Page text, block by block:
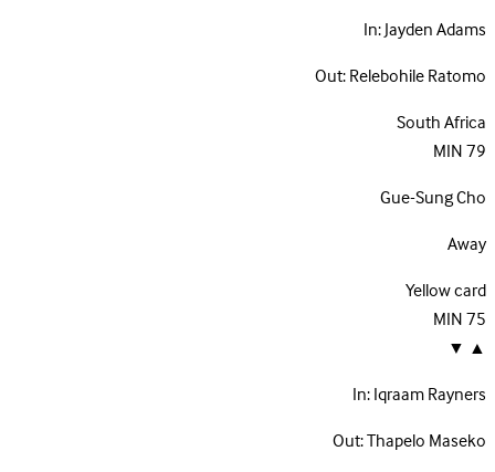
In:Jayden Adams
Out:Relebohile Ratomo
South Africa
79
MIN
Gue-Sung Cho
Away
Yellow card
75
MIN
▲
▼
In:Iqraam Rayners
Out:Thapelo Maseko